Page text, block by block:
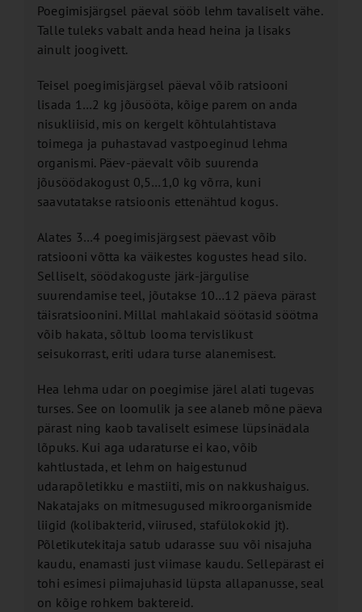
Poegimisjärgsel päeval sööb lehm tavaliselt vähe.
Talle tuleks vabalt anda head heina ja lisaks
ainult joogivett.
Teisel poegimisjärgsel päeval võib ratsiooni
lisada 1…2 kg jõusööta, kõige parem on anda
nisukliisid, mis on kergelt kõhtulahtistava
toimega ja puhastavad vastpoeginud lehma
organismi. Päev-päevalt võib suurenda
jõusöödakogust 0,5…1,0 kg võrra, kuni
saavutatakse ratsioonis ettenähtud kogus.
Alates 3…4 poegimisjärgsest päevast võib
ratsiooni võtta ka väikestes kogustes head silo.
Selliselt, söödakoguste järk-järgulise
suurendamise teel, jõutakse 10…12 päeva pärast
täisratsioonini. Millal mahlakaid söötasid söötma
võib hakata, sõltub looma tervislikust
seisukorrast, eriti udara turse alanemisest.
Hea lehma udar on poegimise järel alati tugevas
turses. See on loomulik ja see alaneb mõne päeva
pärast ning kaob tavaliselt esimese lüpsinädala
lõpuks. Kui aga udaraturse ei kao, võib
kahtlustada, et lehm on haigestunud
udarapõletikku e mastiiti, mis on nakkushaigus.
Nakatajaks on mitmesugused mikroorganismide
liigid (kolibakterid, viirused, stafülokokid jt).
Põletikutekitaja satub udarasse suu või nisajuha
kaudu, enamasti just viimase kaudu. Sellepärast ei
tohi esimesi piimajuhasid lüpsta allapanusse, seal
on kõige rohkem baktereid.